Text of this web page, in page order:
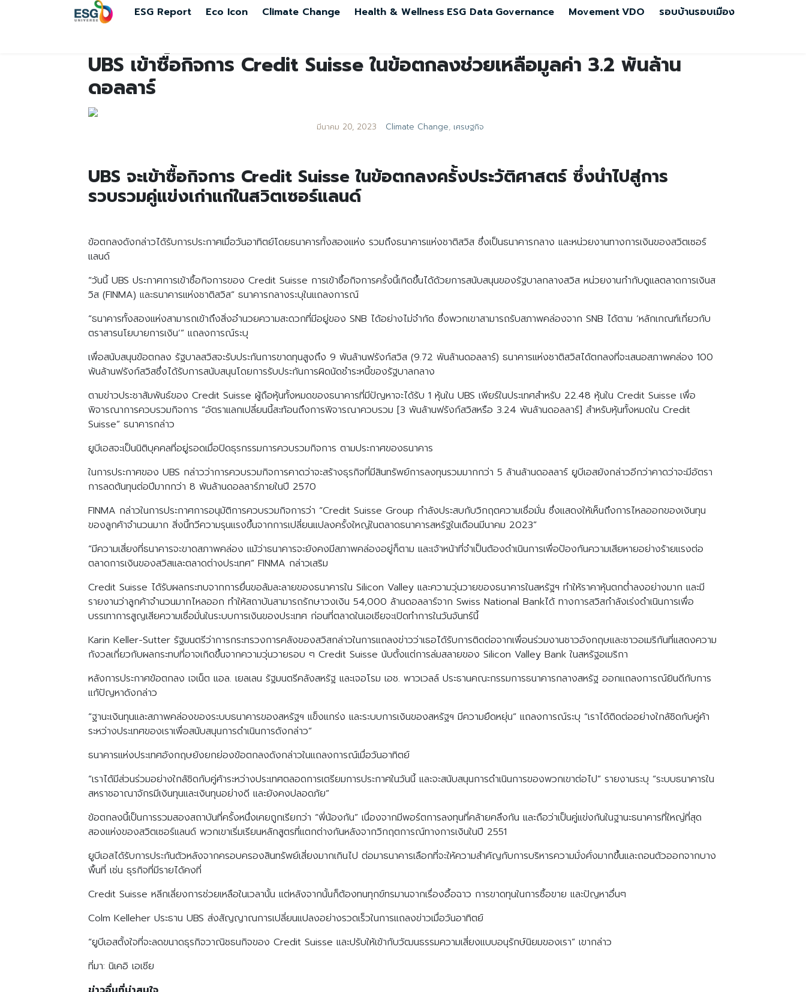
ESG Report Eco Icon Climate Change Health & Wellness ESG Data Governance MovementVDO รอบบ้านรอบเมือง
UBS เข้าซื้อกิจการ Credit Suisse ในข้อตกลงช่วยเหลือมูลค่า 3.2 พันล้าน
ดอลลาร์
มีนาคม 20, 2023 Climate Change, เศรษฐกิจ
UBS จะเข้าซื้อกิจการ Credit Suisse ในข้อตกลงครั้งประวัติศาสตร์ ซึ่งนำไปสู่การ
รวบรวมคู่แข่งเก่าแก่ในสวิตเซอร์แลนด์
ข้อตกลงดังกล่าวได้รับการประกาศเมื่อวันอาทิตย์โดยธนาคารทั้งสองแห่ง รวมถึงธนาคารแห่งชาติสวิส ซึ่งเป็นธนาคารกลาง และหน่วยงานทางการเงินของสวิตเซอร์
แลนด์
“วันนี้ UBS ประกาศการเข้าซื้อกิจการของ Credit Suisse การเข้าซื้อกิจการครั้งนี้เกิดขึ้นได้ด้วยการสนับสนุนของรัฐบาลกลางสวิส หน่วยงานกำกับดูแลตลาดการเงินส
วิส (FINMA) และธนาคารแห่งชาติสวิส” ธนาคารกลางระบุในแถลงการณ์
“ธนาคารทั้งสองแห่งสามารถเข้าถึงสิ่งอำนวยความสะดวกที่มีอยู่ของ SNB ได้อย่างไม่จำกัด ซึ่งพวกเขาสามารถรับสภาพคล่องจาก SNB ได้ตาม ‘หลักเกณฑ์เกี่ยวกับ
ตราสารนโยบายการเงิน’” แถลงการณ์ระบุ
เพื่อสนับสนุนข้อตกลง รัฐบาลสวิสจะรับประกันการขาดทุนสูงถึง 9 พันล้านฟรังก์สวิส (9.72 พันล้านดอลลาร์) ธนาคารแห่งชาติสวิสได้ตกลงที่จะเสนอสภาพคล่อง 100
พันล้านฟรังก์สวิสซึ่งได้รับการสนับสนุนโดยการรับประกันการผิดนัดชำระหนี้ของรัฐบาลกลาง
ตามข่าวประชาสัมพันธ์ของ Credit Suisse ผู้ถือหุ้นทั้งหมดของธนาคารที่มีปัญหาจะได้รับ 1 หุ้นใน UBS เพียร์ในประเทศสำหรับ 22.48 หุ้นใน Credit Suisse เพื่อ
พิจารณาการควบรวมกิจการ “อัตราแลกเปลี่ยนนี้สะท้อนถึงการพิจารณาควบรวม [3 พันล้านฟรังก์สวิสหรือ 3.24 พันล้านดอลลาร์] สำหรับหุ้นทั้งหมดใน Credit
Suisse” ธนาคารกล่าว
ยูบีเอสจะเป็นนิติบุคคลที่อยู่รอดเมื่อปิดธุรกรรมการควบรวมกิจการ ตามประกาศของธนาคาร
ในการประกาศของ UBS กล่าวว่าการควบรวมกิจการคาดว่าจะสร้างธุรกิจที่มีสินทรัพย์การลงทุนรวมมากกว่า 5 ล้านล้านดอลลาร์ ยูบีเอสยังกล่าวอีกว่าคาดว่าจะมีอัตรา
การลดต้นทุนต่อปีมากกว่า 8 พันล้านดอลลาร์ภายในปี 2570
FINMA กล่าวในการประกาศการอนุมัติการควบรวมกิจการว่า “Credit Suisse Group กำลังประสบกับวิกฤตความเชื่อมั่น ซึ่งแสดงให้เห็นถึงการไหลออกของเงินทุน
ของลูกค้าจำนวนมาก สิ่งนี้ทวีความรุนแรงขึ้นจากการเปลี่ยนแปลงครั้งใหญ่ในตลาดธนาคารสหรัฐในเดือนมีนาคม 2023”
“มีความเสี่ยงที่ธนาคารจะขาดสภาพคล่อง แม้ว่าธนาคารจะยังคงมีสภาพคล่องอยู่ก็ตาม และเจ้าหน้าที่จำเป็นต้องดำเนินการเพื่อป้องกันความเสียหายอย่างร้ายแรงต่อ
ตลาดการเงินของสวิสและตลาดต่างประเทศ” FINMA กล่าวเสริม
Credit Suisse ได้รับผลกระทบจากการยื่นขอล้มละลายของธนาคารใน Silicon Valley และความวุ่นวายของธนาคารในสหรัฐฯ ทำให้ราคาหุ้นตกต่ำลงอย่างมาก และมี
รายงานว่าลูกค้าจำนวนมากไหลออก ทำให้สถาบันสามารถรักษาวงเงิน 54,000 ล้านดอลลาร์จาก Swiss National Bankได้ ทางการสวิสกำลังเร่งดำเนินการเพื่อ
บรรเทาการสูญเสียความเชื่อมั่นในระบบการเงินของประเทศ ก่อนที่ตลาดในเอเชียจะเปิดทำการในวันจันทร์นี้
Karin Keller-Sutter รัฐมนตรีว่าการกระทรวงการคลังของสวิสกล่าวในการแถลงข่าวว่าเธอได้รับการติดต่อจากเพื่อนร่วมงานชาวอังกฤษและชาวอเมริกันที่แสดงความ
กังวลเกี่ยวกับผลกระทบที่อาจเกิดขึ้นจากความวุ่นวายรอบ ๆ Credit Suisse นับตั้งแต่การล่มสลายของ Silicon Valley Bank ในสหรัฐอเมริกา
หลังการประกาศข้อตกลง เจเน็ต แอล. เยลเลน รัฐมนตรีคลังสหรัฐ และเจอโรม เอช. พาวเวลล์ ประธานคณะกรรมการธนาคารกลางสหรัฐ ออกแถลงการณ์ยินดีกับการ
แก้ปัญหาดังกล่าว
“ฐานะเงินทุนและสภาพคล่องของระบบธนาคารของสหรัฐฯ แข็งแกร่ง และระบบการเงินของสหรัฐฯ มีความยืดหยุ่น” แถลงการณ์ระบุ “เราได้ติดต่ออย่างใกล้ชิดกับคู่ค้า
ระหว่างประเทศของเราเพื่อสนับสนุนการดำเนินการดังกล่าว”
ธนาคารแห่งประเทศอังกฤษยังยกย่องข้อตกลงดังกล่าวในแถลงการณ์เมื่อวันอาทิตย์
“เราได้มีส่วนร่วมอย่างใกล้ชิดกับคู่ค้าระหว่างประเทศตลอดการเตรียมการประกาศในวันนี้ และจะสนับสนุนการดำเนินการของพวกเขาต่อไป” รายงานระบุ “ระบบธนาคารใน
สหราชอาณาจักรมีเงินทุนและเงินทุนอย่างดี และยังคงปลอดภัย”
ข้อตกลงนี้เป็นการรวมสองสถาบันที่ครั้งหนึ่งเคยถูกเรียกว่า “พี่น้องกัน” เนื่องจากมีพอร์ตการลงทุนที่คล้ายคลึงกัน และถือว่าเป็นคู่แข่งกันในฐานะธนาคารที่ใหญ่ที่สุด
สองแห่งของสวิตเซอร์แลนด์ พวกเขาเริ่มเรียนหลักสูตรที่แตกต่างกันหลังจากวิกฤตการณ์ทางการเงินในปี 2551
ยูบีเอสได้รับการประกันตัวหลังจากครอบครองสินทรัพย์เสี่ยงมากเกินไป ต่อมาธนาคารเลือกที่จะให้ความสำคัญกับการบริหารความมั่งคั่งมากขึ้นและถอนตัวออกจากบาง
พื้นที่ เช่น ธุรกิจที่มีรายได้คงที่
Credit Suisse หลีกเลี่ยงการช่วยเหลือในเวลานั้น แต่หลังจากนั้นก็ต้องทนทุกข์ทรมานจากเรื่องอื้อฉาว การขาดทุนในการซื้อขาย และปัญหาอื่นๆ
Colm Kelleher ประธาน UBS ส่งสัญญาณการเปลี่ยนแปลงอย่างรวดเร็วในการแถลงข่าวเมื่อวันอาทิตย์
“ยูบีเอสตั้งใจที่จะลดขนาดธุรกิจวาณิชธนกิจของ Credit Suisse และปรับให้เข้ากับวัฒนธรรมความเสี่ยงแบบอนุรักษ์นิยมของเรา” เขากล่าว
ที่มา: นิเคอิ เอเชีย